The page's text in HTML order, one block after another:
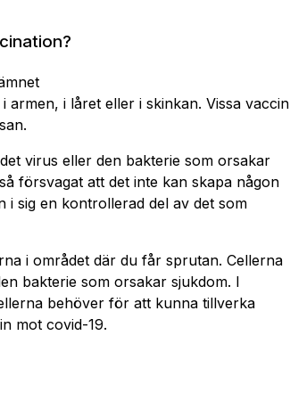
i låret eller i skinkan. Vissa vaccin
virus eller den bakterie som orsakar
försvagat att det inte kan skapa någon
i sig en kontrollerad del av det som
i området där du får sprutan. Cellerna
bakterie som orsakar sjukdom. I
behöver för att kunna tillverka
mot covid-19.